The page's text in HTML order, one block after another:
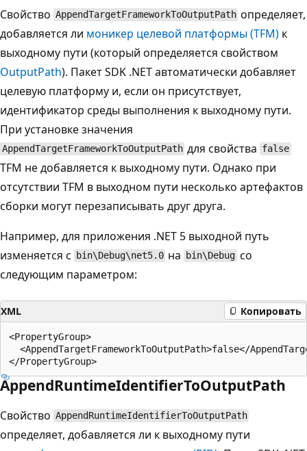
Свойство AppendTargetFrameworkToOutputPath определяет,
добавляется ли моникер целевой платформы (TFM) к
выходному пути (который определяется свойством
OutputPath). Пакет SDK .NET автоматически добавляет
целевую платформу и, если он присутствует,
идентификатор среды выполнения к выходному пути.
При установке значения
AppendTargetFrameworkToOutputPath для свойства false
TFM не добавляется к выходному пути. Однако при
отсутствии TFM в выходном пути несколько артефактов
сборки могут перезаписывать друг друга.
Например, для приложения .NET 5 выходной путь
изменяется с
bin\Debug\net5.0 на bin\Debug со
следующим параметром:
XML Копировать
<PropertyGroup>
<AppendTargetFrameworkToOutputPath>false</
AppendRuntimeIdentifierToOutputPath
Свойство AppendRuntimeIdentifierToOutputPath
определяет, добавляется ли к выходному пути